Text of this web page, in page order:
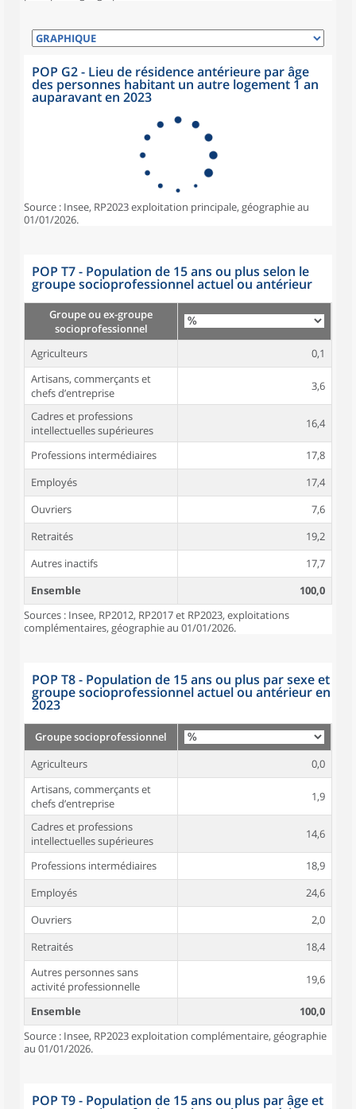
POP G2 - Lieu de résidence antérieure par âge
des personnes habitant un autre logement 1 an
auparavant en 2023
Source : Insee, RP2023 exploitation principale, géographie au
01/01/2026.
POP T7 - Population de 15 ans ou plus selon le
groupe socioprofessionnel actuel ou antérieur
Groupe ou ex-groupe
socioprofessionnel
Agriculteurs
0,1
Artisans, commerçants et
chefs d’entreprise
3,6
Cadres et professions
intellectuelles supérieures
16,4
Professions intermédiaires
17,8
Employés
17,4
Ouvriers
7,6
Retraités
19,2
Autres inactifs
17,7
Ensemble
100,0
Sources : Insee, RP2012, RP2017 et RP2023, exploitations
complémentaires, géographie au 01/01/2026.
POP T8 - Population de 15 ans ou plus par sexe et
groupe socioprofessionnel actuel ou antérieur en
2023
Groupe socioprofessionnel
Agriculteurs
0,0
Artisans, commerçants et
chefs d’entreprise
1,9
Cadres et professions
intellectuelles supérieures
14,6
Professions intermédiaires
18,9
Employés
24,6
Ouvriers
2,0
Retraités
18,4
Autres personnes sans
activité professionnelle
19,6
Ensemble
100,0
Source : Insee, RP2023 exploitation complémentaire, géographie
au 01/01/2026.
POP T9 - Population de 15 ans ou plus par âge et